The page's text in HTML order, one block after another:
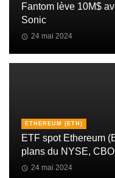
Fantom lève 10M$
Sonic
24 mai 2024
ETHEREUM (ETH)
ETF spot Ethereum
plans du NYSE,
24 mai 2024